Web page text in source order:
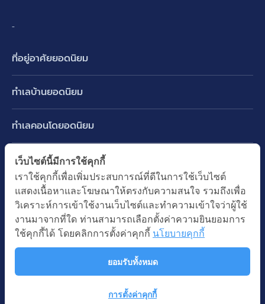
-
ที่อยู่อาศัยยอดนิยม
ทาวน์เฮ้าส์ ทาวน์โฮม
คอนโดมิเนียม
อาคารพาณิชย์ ตึกแถว
ที่ดินเปล่า
อพาร์ทเม้นท์ หอพัก
ออฟฟิต สำนักงาน
โรงงาน โกดัง
โรงแรม รีสอร์ท
ทำเลบ้านยอดนิยม
บางนา รามคำแหง 2
ปทุมธานี รังสิต ลำลูกกา
นนทบุรี บางใหญ่ บางบัวทอง
ทำเลคอนโดยอดนิยม
พระราม 9
อ่อนนุช ปุณณวิถี
รัชดาภิเษก ห้วยขวาง
ห้าแยกลาดพร้าว
ทำเล BTS ยอดนิยม
BTS ทองหล่อ
BTS เอกมัย
BTS พร้อมพงษ์
BTS อ่อนนุช
ทำเล MRT ยอดนิยม
MRT เพชรบุรี
MRT พระราม 9
MRT พหลโยธิน
คำค้นยอดนิยม
บ้านมือสอง
ซื้อบ้าน ขายบ้าน
นโยบายการใช้คุกกี้
สงวนลิขสิทธิ โดยบริษัท บางกอก แอสเซท อินเตอร์กรุ๊ป จำกัด (มหาชน).
เว็บไซต์นี้มีการใช้คุกกี้
เราใช้คุกกี้เพื่อเพิ่มประสบการณ์ที่ดีในการใช้เว็บไซต์
แสดงเนื้อหาและโฆษณาให้ตรงกับความสนใจ รวมถึงเพื่อ
วิเคราะห์การเข้าใช้งานเว็บไซต์และทำความเข้าใจว่าผู้ใช้
งานมาจากที่ใด ท่านสามารถเลือกตั้งค่าความยินยอมการ
ใช้คุกกี้ได้ โดยคลิกการตั้งค่าคุกกี้ นโยบายคุกกี้
ยอมรับทั้งหมด
การตั้งค่าคุกกี้